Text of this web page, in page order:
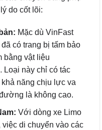
do cốt lõi:
Mặc dù VinFast
có trang bị tấm bảo
bằng vật liệu
Loại này chỉ có tác
năng chịu lực va
là không cao.
Với dòng xe Limo
di chuyển vào các